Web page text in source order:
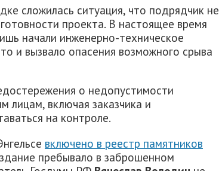
сложилась ситуация, что подрядчик не
проекта. В настоящее время
начали инженерно-техническое
и вызвало опасения возможного срыва
о недопустимости
лицам, включая заказчика и
на контроле.
включено в реестр памятников
пребывало в заброшенном